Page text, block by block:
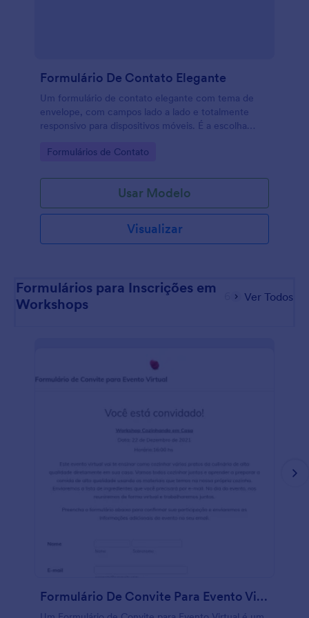
Formulário De Contato Elegante
Um formulário de contato elegante com tema de
envelope, com campos lado a lado e totalmente
responsivo para dispositivos móveis. É a escolha
e sofisticação em um site elegante.
Go to Category:
Formulários de Contato
Usar Modelo
Visualizar
Formulários para Inscrições em
Workshops
Ver Todos
Formulário De Convite Para Evento Virtual